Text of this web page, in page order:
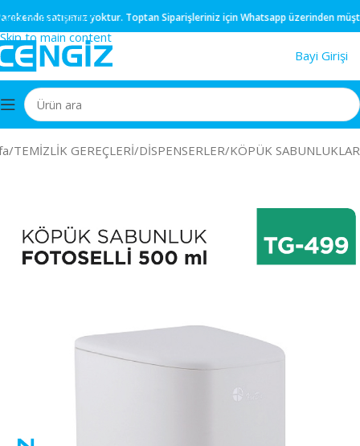
Skip to navigation
Skip to main content
satışımız yoktur.ToptanSiparişleriniz içinWhatsappüzerinden
Bayi Girişi
/TEMİZLİK GEREÇLERİ/DİSPENSERLER/KÖPÜK SABUNLUKLAR